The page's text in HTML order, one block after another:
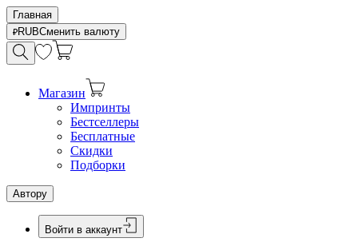
Главная
RUBСменить валюту
Магазин
Импринты
Бестселлеры
Бесплатные
Скидки
Подборки
Автору
Войти в аккаунт